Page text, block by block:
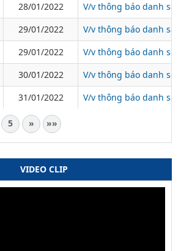
28/01/2022
V/v thông báo danh
29/01/2022
V/v thông báo danh
29/01/2022
V/v thông báo danh
30/01/2022
V/v thông báo danh
31/01/2022 V/v thông báo danh
5 » »»
VIDEO CLIP